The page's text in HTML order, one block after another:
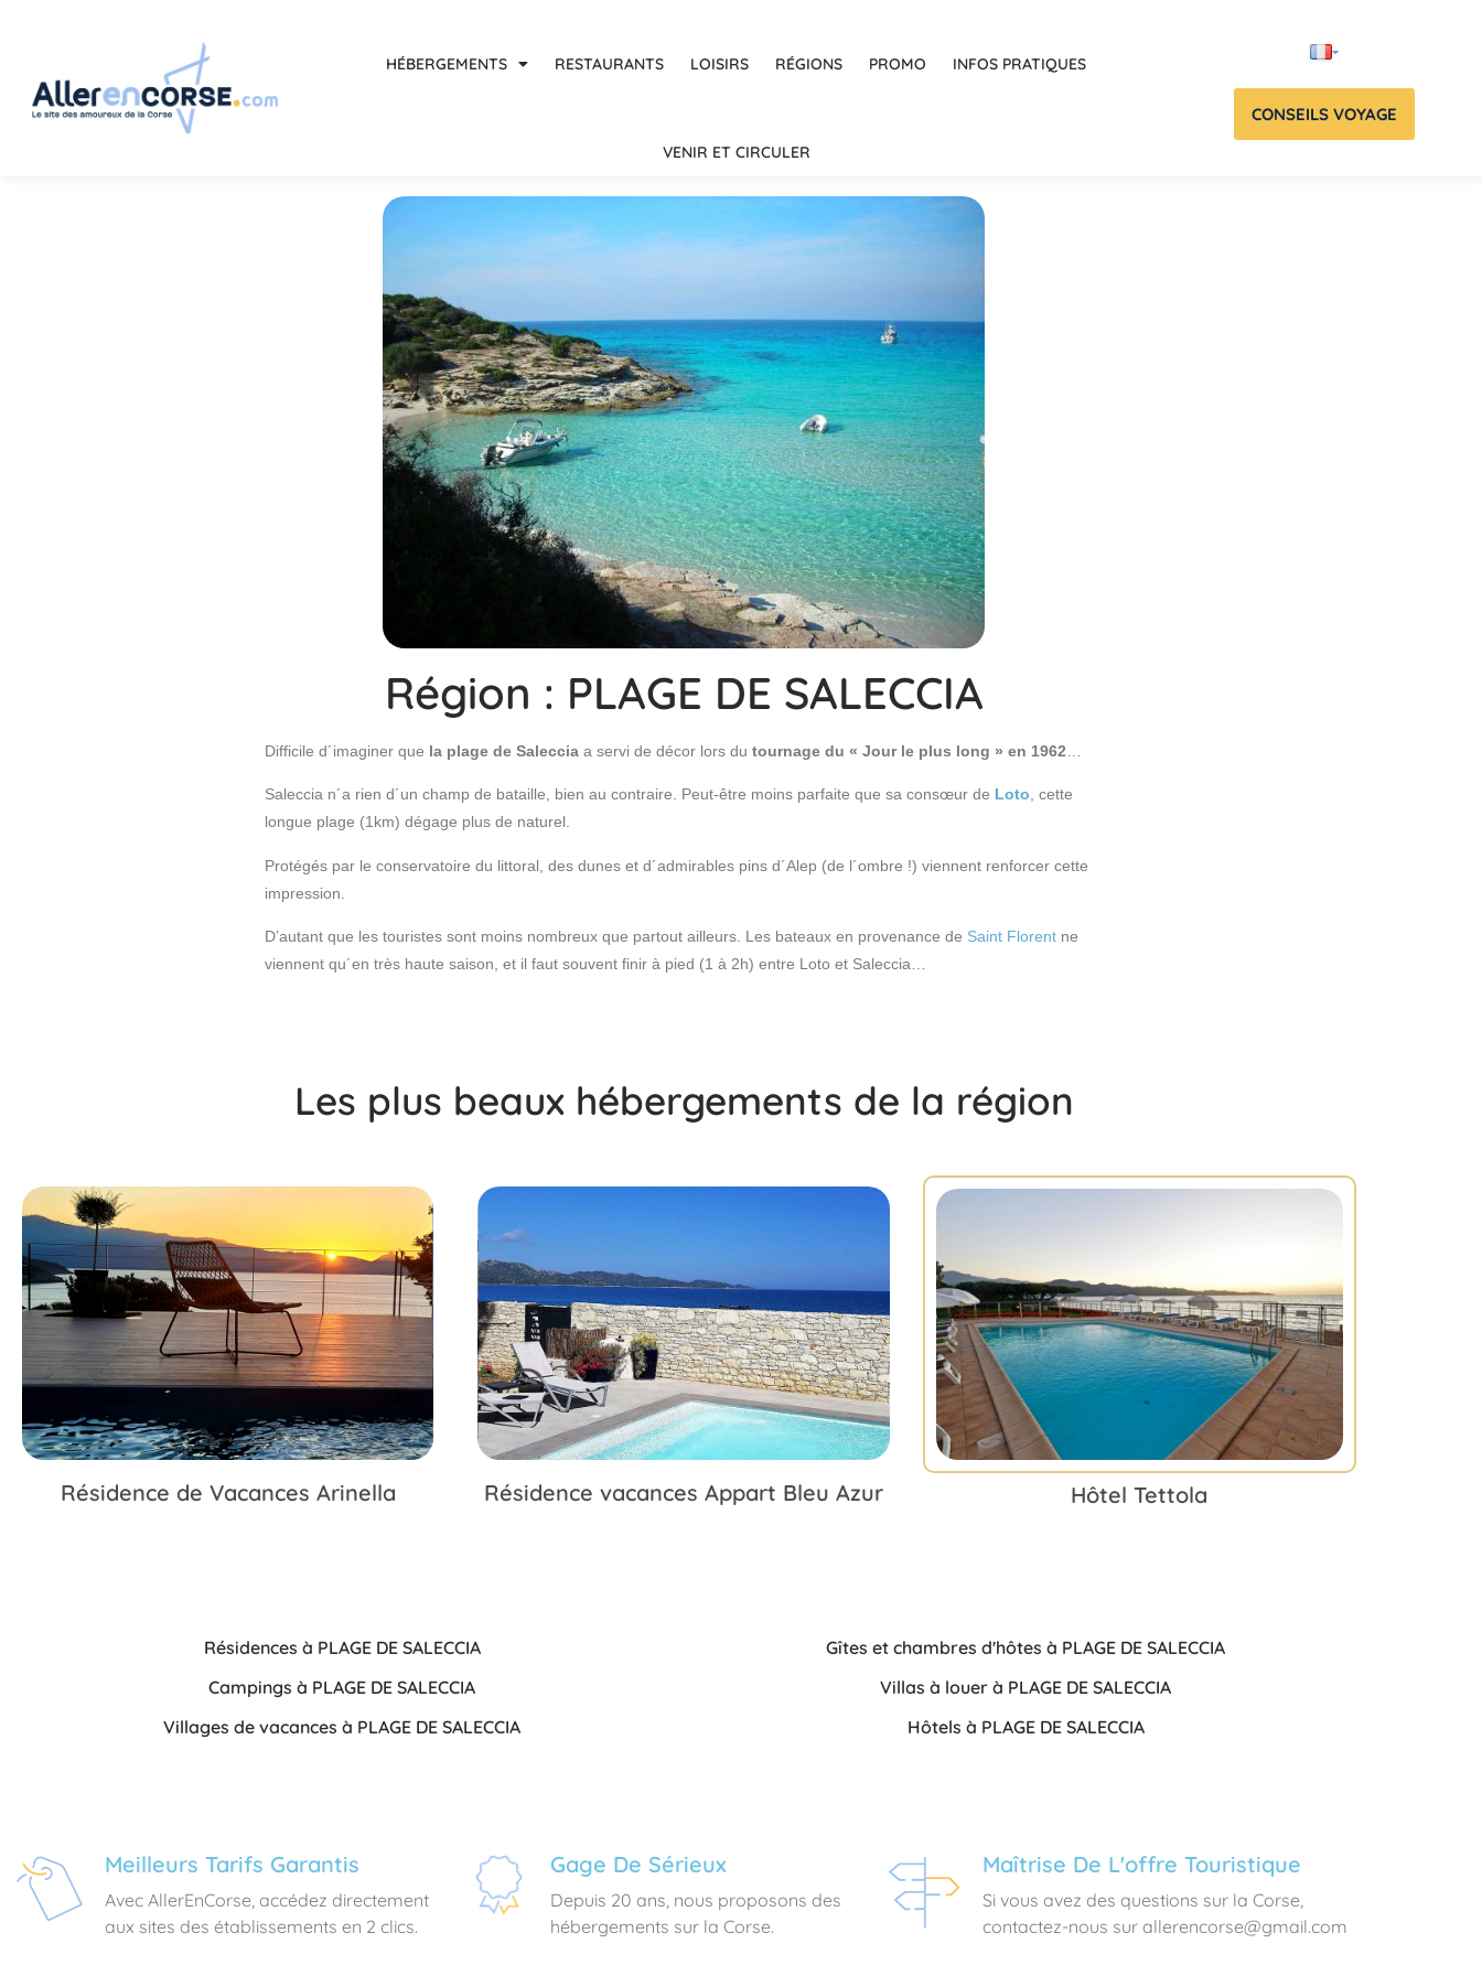
HÉBERGEMENTS RESTAURANTS LOISIRS RÉGIONS PROMO INFOS PRATIQUES
VENIR ET CIRCULER
CONSEILS VOYAGE
Région : PLAGE DE SALECCIA
Difficile d´imaginer que la plage de Saleccia a servi de décor lors du tournage du « Jour le plus long » en 1962
Saleccia n´a rien d´un champ de bataille, bien au contraire. Peut-être moins parfaite que sa consœur de Loto, cette
longue plage (1km) dégage plus de naturel.
Protégés par le conservatoire du littoral, des dunes et d´admirables pins d´Alep (de l´ombre !) viennent renforcer cette
impression.
D’autant que les touristes sont moins nombreux que partout ailleurs. Les bateaux en provenance de Saint Florent ne
viennent qu´en très haute saison, et il faut souvent finir à pied (1 à 2h) entre Loto et Saleccia…
Les plus beaux hébergements de la région
Résidence de Vacances Arinella Résidence vacances Appart Bleu Azur Hôtel Tettola
Résidences à PLAGE DE SALECCIA
Campings à PLAGE DE SALECCIA
Villages de vacances à PLAGE DE SALECCIA
Gîtes et chambres d'hôtes à PLAGE DE SALECCIA
Villas à louer à PLAGE DE SALECCIA
Hôtels à PLAGE DE SALECCIA
Meilleurs Tarifs Garantis
Avec AllerEnCorse, accédez directement
aux sites des établissements en 2 clics.
Gage De Sérieux
Depuis 20 ans, nous proposons des
hébergements sur la Corse.
Maîtrise De L'offre Touristique
Si vous avez des questions sur la Corse,
contactez-nous sur allerencorse@gmail.com